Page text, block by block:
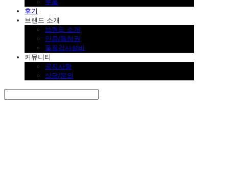
부품
후기
브랜드 소개
브랜드 소개
인증/특허권
품질검사설비
커뮤니티
공지사항
상담/문의